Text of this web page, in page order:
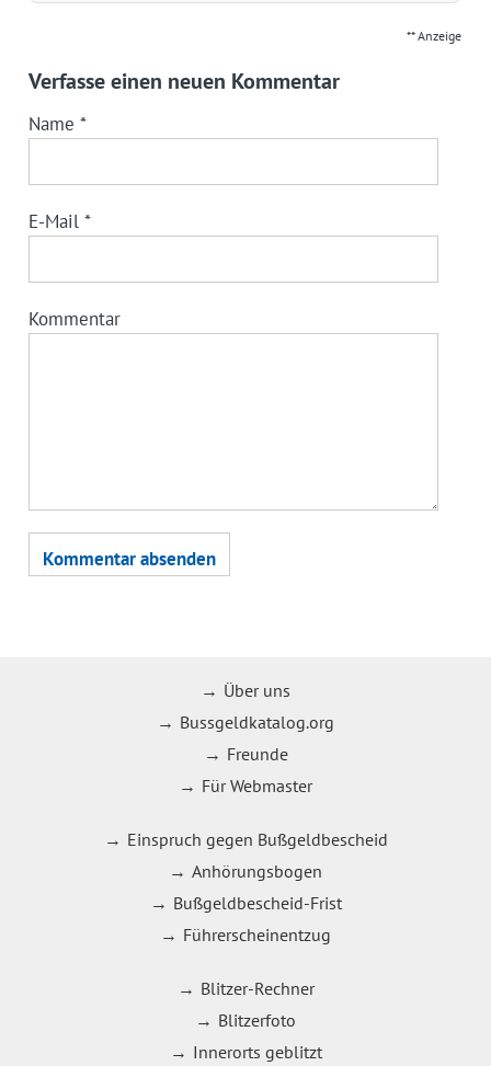
** Anzeige
Verfasse einen neuen Kommentar
Name *
E-Mail *
Kommentar
Über uns
Bussgeldkatalog.org
Freunde
Für Webmaster
Einspruch gegen Bußgeldbescheid
Anhörungsbogen
Bußgeldbescheid-Frist
Führerscheinentzug
Blitzer-Rechner
Blitzerfoto
Innerorts geblitzt